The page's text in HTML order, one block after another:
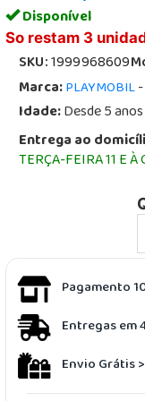
Disponível
So restam 3
SKU:1999968609
Marca:PLAYMOBIL-
Idade:Desde 5
Entrega ao
TERÇA-FEIRA 11 E
Pagamento
Entregas em
Envio Grátis